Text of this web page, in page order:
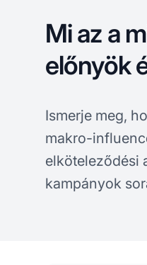
Mi az a
előnyök
Ismerje meg,
makro-
elköteleződési
kampányok